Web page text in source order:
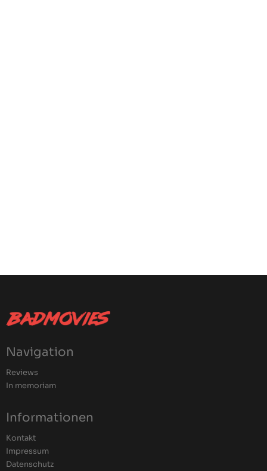
Navigation
Reviews
In memoriam
Informationen
Kontakt
Impressum
Datenschutz